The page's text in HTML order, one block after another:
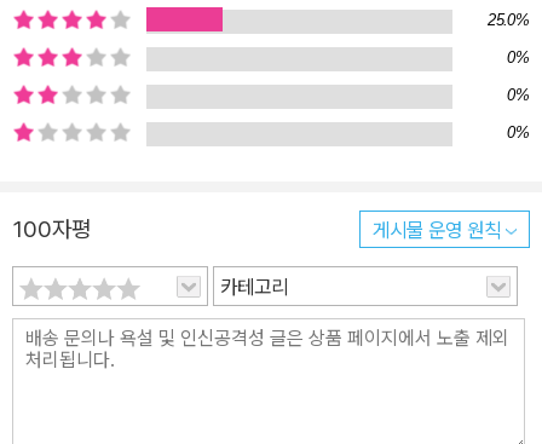
누구에게나 공평하게 다가오지만 그 방법은 지극히 차별적이다. 저자
는 이러한 현실을 말하며 누구나 원하는 방향으로, 품위 있는 죽음을
맞이할 권리가 있다고 주장한다. 우리는 모두 스스로의 죽음에 주체
가 될 수 있어야 한다. 우리는 이들을 위해, 그리고 우리의 미래를 위
다가온 죽음을 직감했으나 피하지 못했다. 1인가구 증가, 가족과 지인
을 살아가고 있다. 이들 대부분은 도움을 청하지 않는다. 자신의 치부
를 보여주고 싶지도 않고 도움을 청할 방법도 모르기 때문이다. 지자
체는 고독사 예방법으로 AI 스피커를 도입해 상당한 예산을 투자하고
25.0%
0%
0%
0%
100자평 게시물 운영 원칙
카테고리